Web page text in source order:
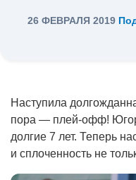
26 ФЕВРАЛЯ 2019
Наступила
пора — плей-офф!
долгие 7 лет. Теперь
и сплоченность не